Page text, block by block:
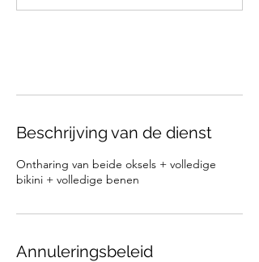
Beschrijving van de dienst
Ontharing van beide oksels + volledige
bikini + volledige benen
Annuleringsbeleid